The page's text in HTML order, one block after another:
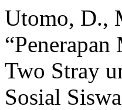
Utomo, D.,
Two Stray
Sosial